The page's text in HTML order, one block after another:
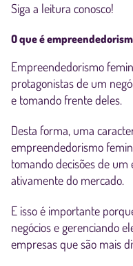
Siga a leitura conosco!
O que é
Empreendedorismo
protagonistas de um
e tomando frente deles.
Desta forma, uma
empreendedorismo
tomando decisões de
ativamente do mercado.
E isso é importante
negócios e gerenciando
empresas que são mais